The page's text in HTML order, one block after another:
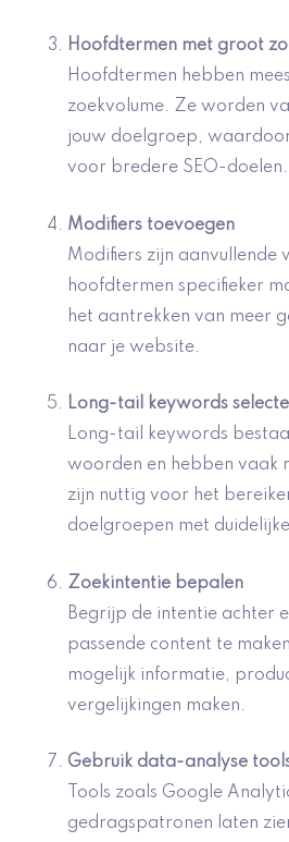
Hoofdtermen met groot
Hoofdtermen hebben
zoekvolume. Ze worden
jouw doelgroep,
voor bredere SEO-doelen.
Modifiers toevoegen
Modifiers zijn aanvullende
hoofdtermen specifieker
het aantrekken van meer
naar je website.
Long-tail keywords
Long-tail keywords
woorden en hebben vaak
zijn nuttig voor het
doelgroepen met
Zoekintentie bepalen
Begrijp de intentie achter
passende content te
mogelijk informatie,
vergelijkingen maken.
Gebruik data-analyse
Tools zoals Google
gedragspatronen laten